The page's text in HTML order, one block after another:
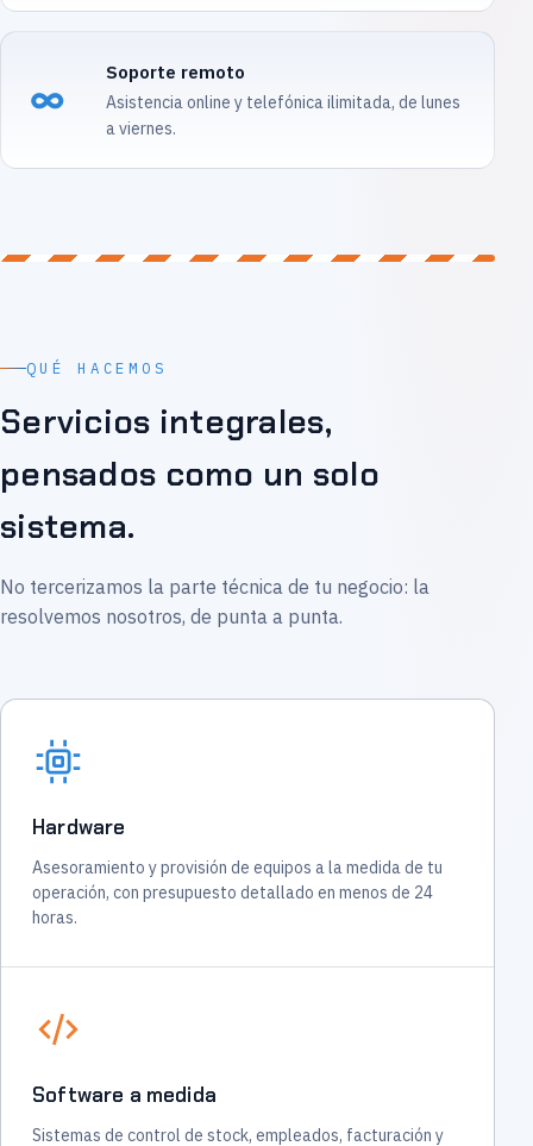
∞
Soporte remoto
Asistencia online y telefónica ilimitada, de lunes
a viernes.
QUÉ HACEMOS
Servicios integrales,
pensados como un solo
sistema.
No tercerizamos la parte técnica de tu negocio: la
resolvemos nosotros, de punta a punta.
Hardware
Asesoramiento y provisión de equipos a la medida de tu
operación, con presupuesto detallado en menos de 24
horas.
Software a medida
Sistemas de control de stock, empleados, facturación y